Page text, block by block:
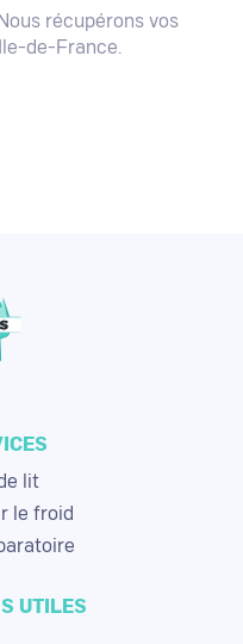
récupérons vos
de-France.
lit
le froid
UTILES